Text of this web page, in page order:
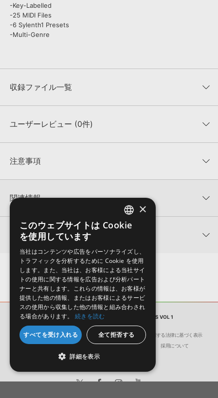
-Key-Labelled
-25 MIDI Files
-6 Sylenth1 Presets
-Multi-Genre
収録ファイル一覧
収録ファイル一覧
ユーザーレビュー (0件)
★★★★★
★5
★2
★1
0%
レビューをもっと見る »
注意事項
KONTAKTフォーマットは、
でお使いいただけます。無償版のKONTAKT PLAYERではお使いい
ただけませんので、ご注意ください。また、「ライブラリ・タブ」
への表示にも対応しておりません。
4GBを超えるデータに関するご注意：
FAT32でフォーマットされた
HDDには、1ファイル4GBを超えるデータを格納することができま
せん。データ容量が4GBを超えるダウンロード製品をご購入いただ
きます際には、NTFSやHFS＋でフォーマットされたHDDをご用意
いただく必要がございます。
製品の購入手続き完了後、受注確認メールとシリアルナンバーをお
知らせするメールの2通が送信されます。メールに記載されており
ます説明に沿って、製品のダウンロード／導入を行って下さい。
サンプルパック製品には、原則として日本語版操作マニュアルをご
用意しておりません。ご購入後のご不明点や詳細に関するお問い合
わせなどはテクニカルサポートまでご連絡ください。
デモソングは、製品収録サウンドを使ってできることを紹介するた
めのデモンストレーション用の楽曲です。原則として、デモソング
そのものをお使いいただくことはできません。また、デモソングを
関連情報
ESSENTIAL AUDIO MEDIA 製品一覧
EDM MELODY DROPS VOL 1のサポート情報
関連サポート情報
2022.06.06
MIDI形式サンプルパックの追加方法
マークのついた情報は、該当する製品のご購入ユーザー様専用となって
おります。ご覧頂くには、該当する製品をご購入頂く必要がございます。
EDM MELODY DROPS VOL 1のサポート情報
サンプルパック EDM MELODY DROPS VOL 1
会社概要 環境保護（CSR）への取り組み
特定商取引に関する法律に基づく表示
サイト動作環境
利用規約 個人情報の保護について 採用について
ENGLISH
×
このウェブサイトは Cookie
を使用しています
当社はコンテンツや広告をパーソナライズし、
トラフィックを分析するために Cookie を使用
します。また、当社は、お客様による当社サイ
トの使用に関する情報を広告および分析パート
ナーと共有します。これらの情報は、お客様が
提供した他の情報、またはお客様によるサービ
スの使用から収集した他の情報と組み合わされ
る場合があります。
続きを読む
すべてを受け入れる 全て拒否する
詳細を表示